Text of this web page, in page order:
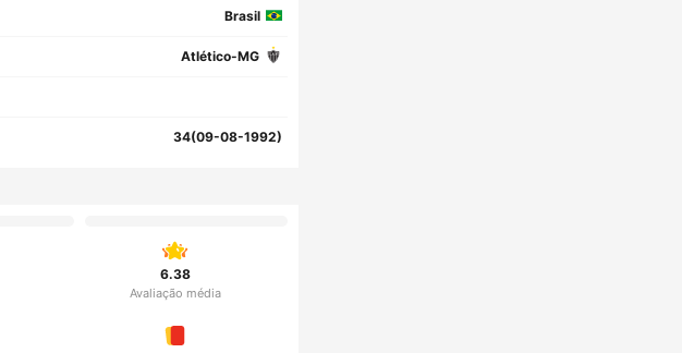
Brasil
Atlético-MG
34(09-08-1992)
6.38
Avaliação média